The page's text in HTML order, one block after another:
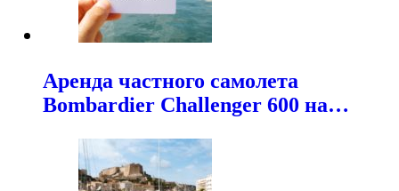
Аренда частного самолета
Bombardier Challenger 600 на…